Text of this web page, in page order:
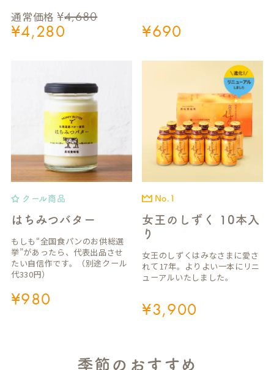
通常価格 ¥4,680
¥4,280 ¥690
はちみつバター
クール商品
¥980
もしも“全国食パンのお供総選
挙”があったら、代表出品させ
たい自信作です。（別途クール
代330円）
女王のしずく 10本入
り
No.1
¥3,900
女王のしずくはみなさまに愛さ
れて17年。よりよい一本にリニ
ューアルいたしました。
季節のおすすめ